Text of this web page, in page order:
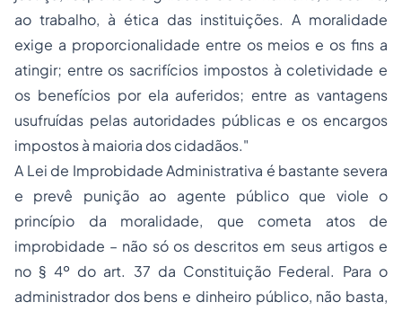
ao trabalho, à ética das instituições. A moralidade
exige a proporcionalidade entre os meios e os fins a
atingir; entre os sacrifícios impostos à coletividade e
os benefícios por ela auferidos; entre as vantagens
usufruídas pelas autoridades públicas e os encargos
impostos à maioria dos cidadãos."
A Lei de Improbidade Administrativa é bastante severa
e prevê punição ao agente público que viole o
princípio da moralidade, que cometa atos de
improbidade – não só os descritos em seus artigos e
no § 4º do art. 37 da Constituição Federal. Para o
administrador dos bens e dinheiro público, não basta,